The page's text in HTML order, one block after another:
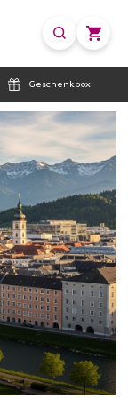
Geschenkbox